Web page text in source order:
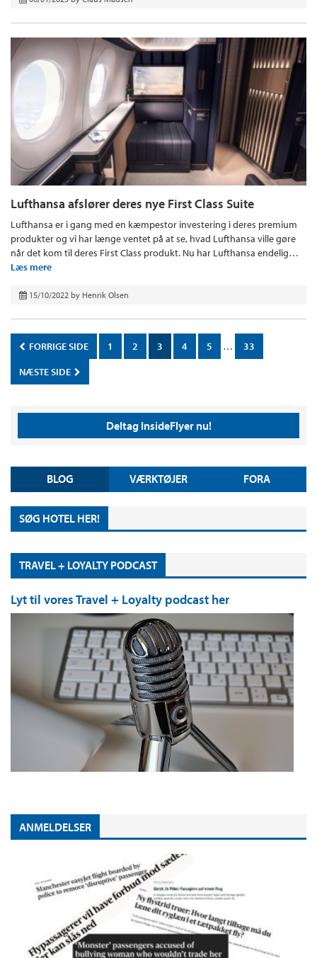
Lufthansa afslører deres nye First Class Suite
Lufthansa er i gang med en kæmpestor investering i deres premium
produkter og vi har længe ventet på at se, hvad Lufthansa ville gøre
når det kom til deres First Class produkt. Nu har Lufthansa endelig…
Læs mere
15/10/2022 by Henrik Olsen
FORRIGE SIDE 1 2 3 4 5 …
33
NÆSTE SIDE
Deltag InsideFlyer nu!
BLOG VÆRKTØJER FORA
SØG HOTEL HER!
TRAVEL + LOYALTY PODCAST
Lyt til vores Travel + Loyalty podcast her
ANMELDELSER